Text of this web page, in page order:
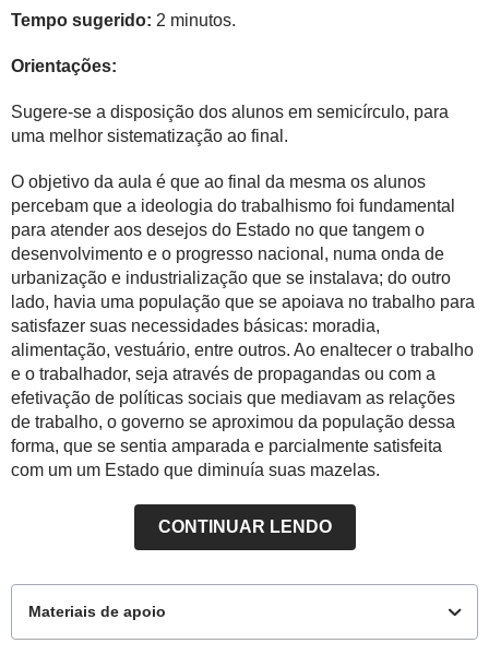
Tempo sugerido: 2 minutos.
Orientações:
Sugere-se a disposição dos alunos em semicírculo, para
uma melhor sistematização ao final.
O objetivo da aula é que ao final da mesma os alunos
percebam que a ideologia do trabalhismo foi fundamental
para atender aos desejos do Estado no que tangem o
desenvolvimento e o progresso nacional, numa onda de
urbanização e industrialização que se instalava; do outro
lado, havia uma população que se apoiava no trabalho para
satisfazer suas necessidades básicas: moradia,
alimentação, vestuário, entre outros. Ao enaltecer o trabalho
e o trabalhador, seja através de propagandas ou com a
efetivação de políticas sociais que mediavam as relações
de trabalho, o governo se aproximou da população dessa
forma, que se sentia amparada e parcialmente satisfeita
com um um Estado que diminuía suas mazelas.
CONTINUAR LENDO
Materiais de apoio